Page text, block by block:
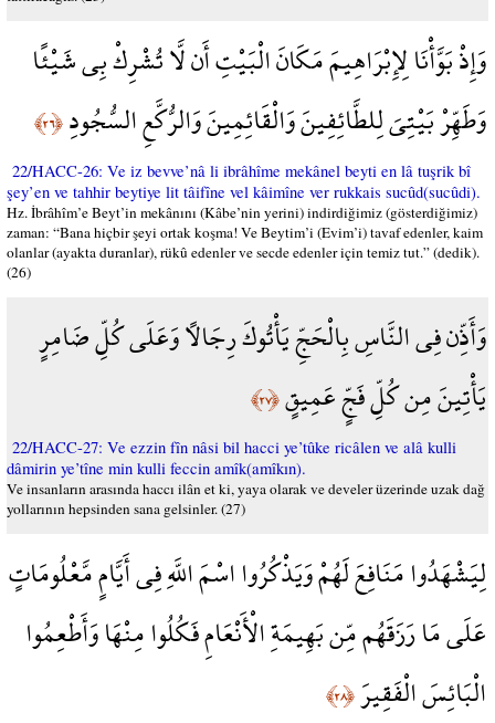
وَإِذْ بَوَّأْنَا لِإِبْرَاهِيمَ مَكَانَ الْبَيْتِ أَن لَّا تُشْرِكْ بِي شَيْئًا
وَطَهِّرْ بَيْتِيَ لِلطَّائِفِينَ وَالْقَائِمِينَ وَالرُّكَّعِ السُّجُودِ﴿٢٦﴾
22/HACC-26: Ve iz bevve’nâ li ibrâhîme mekânel beyti en lâ tuşrik bî
şey’en ve tahhir beytiye lit tâifîne vel kâimîne ver rukkais sucûd(sucûdi).
Hz. İbrâhîm’e Beyt’in mekânını (Kâbe’nin yerini) indirdiğimiz (gösterdiğimiz)
zaman: “Bana hiçbir şeyi ortak koşma! Ve Beytim’i (Evim’i) tavaf edenler, kaim
olanlar (ayakta duranlar), rükû edenler ve secde edenler için temiz tut.” (dedik).
(26)
وَأَذِّن فِي النَّاسِ بِالْحَجِّ يَأْتُوكَ رِجَالًا وَعَلَى كُلِّ ضَامِرٍ
يَأْتِينَ مِن كُلِّ فَجٍّ عَمِيقٍ﴿٢٧﴾
22/HACC-27: Ve ezzin fîn nâsi bil hacci ye’tûke ricâlen ve alâ kulli
dâmirin ye’tîne min kulli feccin amîk(amîkın).
Ve insanların arasında haccı ilân et ki, yaya olarak ve develer üzerinde uzak dağ
yollarının hepsinden sana gelsinler. (27)
لِيَشْهَدُوا مَنَافِعَ لَهُمْ وَيَذْكُرُوا اسْمَ اللَّهِ فِي أَيَّامٍ مَّعْلُومَاتٍ
عَلَى مَا رَزَقَهُم مِّن بَهِيمَةِ الْأَنْعَامِ فَكُلُوا مِنْهَا وَأَطْعِمُوا
الْبَائِسَ الْفَقِيرَ﴿٢٨﴾